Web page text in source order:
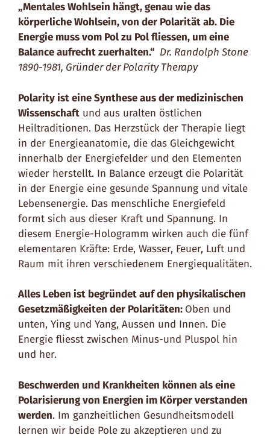
„Mentales Wohlsein hängt, genau wie das
körperliche Wohlsein, von der Polarität ab. Die
Energie muss vom Pol zu Pol fliessen, um eine
Balance aufrecht zuerhalten.“ Dr. Randolph Stone
1890-1981, Gründer der Polarity Therapy
Polarity ist eine Synthese aus der medizinischen
Wissenschaft und aus uralten östlichen
Heiltraditionen. Das Herzstück der Therapie liegt
in der Energieanatomie, die das Gleichgewicht
innerhalb der Energiefelder und den Elementen
wieder herstellt. In Balance erzeugt die Polarität
in der Energie eine gesunde Spannung und vitale
Lebensenergie. Das menschliche Energiefeld
formt sich aus dieser Kraft und Spannung. In
diesem Energie-Hologramm wirken auch die fünf
elementaren Kräfte: Erde, Wasser, Feuer, Luft und
Raum mit ihren verschiedenem Energiequalitäten.
Alles Leben ist begründet auf den physikalischen
Gesetzmäßigkeiten der Polaritäten: Oben und
unten, Ying und Yang, Aussen und Innen. Die
Energie fliesst zwischen Minus-und Pluspol hin
und her.
Beschwerden und Krankheiten können als eine
Polarisierung von Energien im Körper verstanden
werden. Im ganzheitlichen Gesundheitsmodell
lernen wir beide Pole zu akzeptieren und zu